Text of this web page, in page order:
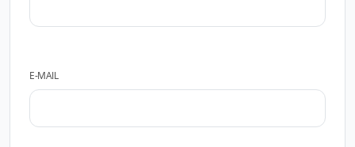
E-MAIL